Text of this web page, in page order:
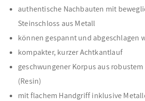
authentische Nachbauten mit
Steinschloss aus Metall
können gespannt und abgeschlagen
kompakter, kurzer Achtkantlauf
geschwungener Korpus aus
(Resin)
mit flachem Handgriff inklusive